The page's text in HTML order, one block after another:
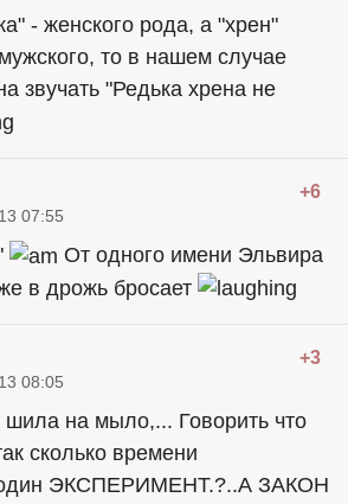
- женского рода, а "хрен"
то в нашем случае
звучать "Редька хрена не
+6
07:55
От одного имени Эльвира
в дрожь бросает
+3
08:05
шила на мыло,... Говорить что
сколько времени
ЭКСПЕРИМЕНТ.?..А ЗАКОН